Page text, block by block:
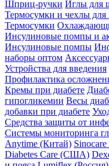
Шприц-ручки Иглы для
Термосумки и чехлы
Термосумки
Инсулиновые помпы и
Инсулиновые помпы
наборы оптом
Устройства для введения
Профилактика
Кремы при диабете
гипогликемии Весы
добавки при диабете
Средства защиты от
Системы мониторинга
Anytime (Китай)
Diabetes Care (США)